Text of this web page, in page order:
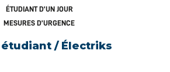
/ Électriks
ÉTUDIANT D’UN JOUR
MESURES D’URGENCE